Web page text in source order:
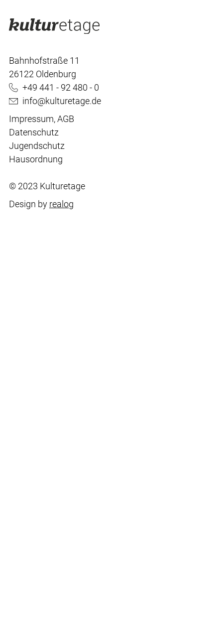
Bahnhofstraße 11
26122 Oldenburg
+49 441 - 92 480 - 0
info@kulturetage.de
Impressum,AGB
Datenschutz
Jugendschutz
Hausordnung
© 2023 Kulturetage
Design by realog